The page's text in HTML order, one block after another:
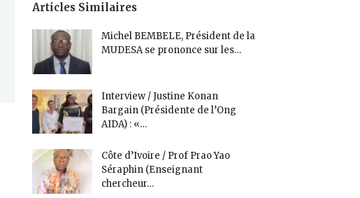
Articles Similaires
Michel BEMBELE, Président de la
MUDESA se prononce sur les…
Interview / Justine Konan
Bargain (Présidente de l’Ong
AIDA) : «…
Côte d’Ivoire / Prof Prao Yao
Séraphin (Enseignant
chercheur…